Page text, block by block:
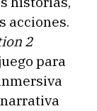
acciones.
2
para